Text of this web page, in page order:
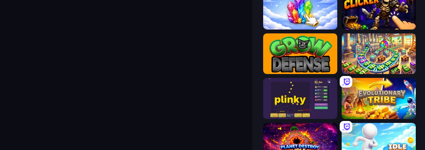
Crystalia Idle Clicker Dungeon Clicker
Grow Defense Money Factory: Tycoon Idle Game
Plinky Evolutionary Tribe